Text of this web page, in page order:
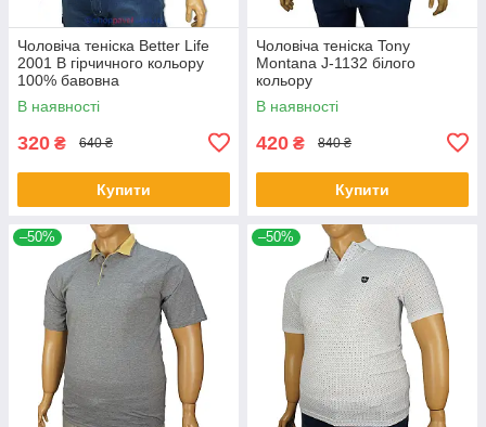
Чоловіча теніска Better Life
2001 B гірчичного кольору
100% бавовна
В наявності
320 ₴ 640 ₴
Купити
Чоловіча теніска Tony
Montana J-1132 білого
кольору
В наявності
420 ₴ 840 ₴
Купити
–50% –50%